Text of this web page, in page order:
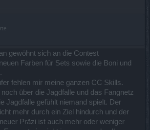
gewöhnt sich an die Contest
Farben für Sets sowie die Boni und
fehlen mir meine ganzen CC Skills.
über die Jagdfalle und das Fangnetz
Jagdfalle gefühlt niemand spielt. Der
mehr durch ein Ziel hindurch und der
Präzi ist auch mehr oder weniger